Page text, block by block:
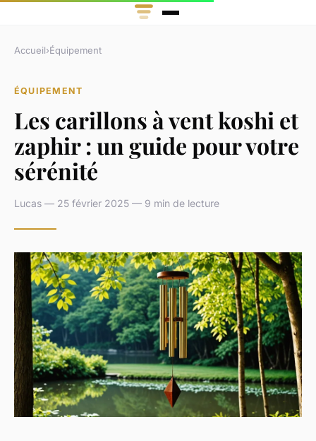
Accueil›Équipement
ÉQUIPEMENT
Les carillons à vent koshi et
zaphir : un guide pour votre
sérénité
Lucas — 25 février 2025 — 9 min de lecture